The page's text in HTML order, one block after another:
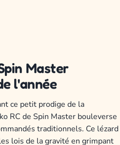
Master
l'année
ce petit prodige de la
RC de Spin Master bouleverse
traditionnels. Ce lézard
lois de la gravité en grimpant